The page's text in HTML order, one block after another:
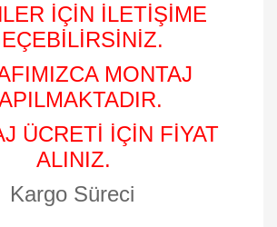
İÇİN İLETİŞİME
MONTAJ
ÜCRETİ İÇİN FİYAT
ALINIZ.
Kargo Süreci